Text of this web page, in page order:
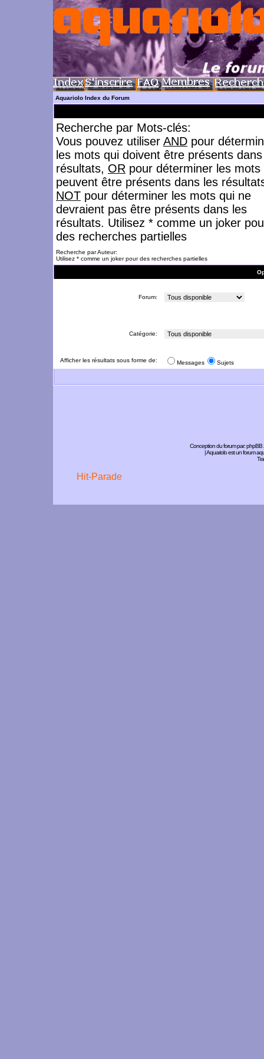
Aquariolo Index du Forum
Recherche par Mots-clés:
Vous pouvez utiliser AND pour
les mots qui doivent être présents
résultats, OR pour déterminer les mots
peuvent être présents dans les
NOT pour déterminer les mots qui ne
devraient pas être présents dans les
résultats. Utilisez * comme un joker
des recherches partielles
Recherche par Auteur:
Utilisez * comme un joker pour des recherches partielles
Forum:
Catégorie:
Afficher les résultats sous forme de: Messages Sujets
Conception du forum par:phpBB
| Aquariolo est un forum